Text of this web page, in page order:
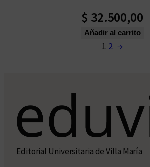
$ 32.500,00
Añadir al carrito
1 2 →
Editorial Universitaria de Villa María